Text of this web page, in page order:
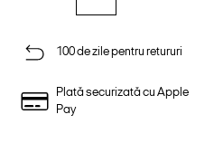
100 de zile pentru retururi
Plată securizată cu Apple
Pay